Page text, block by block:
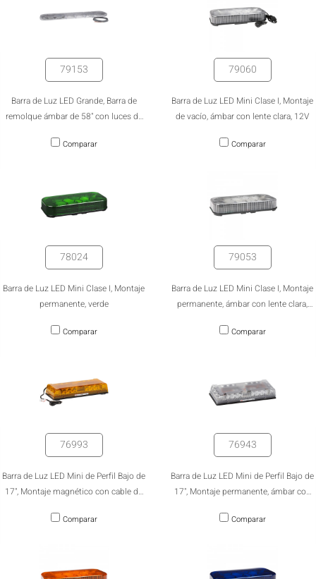
79153
Barra de Luz LED Grande, Barra de
remolque ámbar de 58" con luces de
de trabajo.
Comparar
79060
Barra de Luz LED Mini Clase I, Montaje
de vacío, ámbar con lente clara, 12V
Comparar
78024
Barra de Luz LED Mini Clase I, Montaje
permanente, verde
Comparar
79053
Barra de Luz LED Mini Clase I, Montaje
permanente, ámbar con lente clara,
Comparar
76993
Barra de Luz LED Mini de Perfil Bajo de
17", Montaje magnético con cable de
Comparar
76943
Barra de Luz LED Mini de Perfil Bajo de
17", Montaje permanente, ámbar con
Comparar
Comparar
[MISSING: